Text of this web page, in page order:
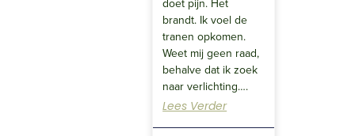
doet pijn. Het
brandt. Ik voel de
tranen opkomen.
Weet mij geen raad,
behalve dat ik zoek
naar verlichting….
Lees Verder